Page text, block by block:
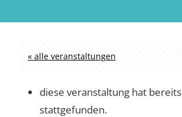
« alle veranstaltungen
diese veranstaltung hat bereits
stattgefunden.